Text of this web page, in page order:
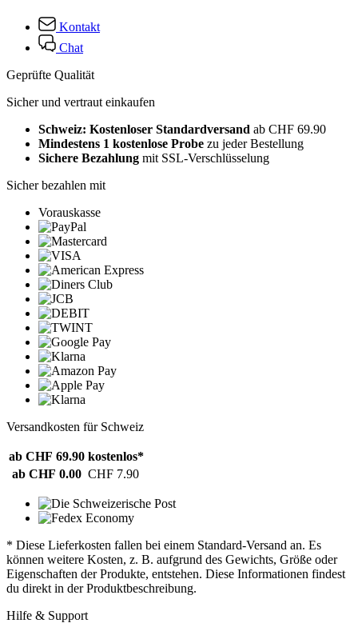
Kontakt
Chat
Geprüfte Qualität
Sicher und vertraut einkaufen
Schweiz: Kostenloser Standardversand ab CHF 69.90
Mindestens 1 kostenlose Probe zu jeder Bestellung
Sichere Bezahlung mit SSL-Verschlüsselung
Sicher bezahlen mit
Vorauskasse
Versandkosten für Schweiz
ab CHF 69.90 kostenlos*
ab CHF 0.00 CHF 7.90
* Diese Lieferkosten fallen bei einem Standard-Versand an. Es
können weitere Kosten, z. B. aufgrund des Gewichts, Größe oder
Eigenschaften der Produkte, entstehen. Diese Informationen findest
du direkt in der Produktbeschreibung.
Hilfe & Support